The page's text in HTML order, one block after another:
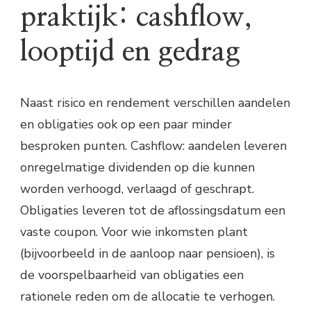
praktijk: cashflow,
looptijd en gedrag
Naast risico en rendement verschillen aandelen
en obligaties ook op een paar minder
besproken punten. Cashflow: aandelen leveren
onregelmatige dividenden op die kunnen
worden verhoogd, verlaagd of geschrapt.
Obligaties leveren tot de aflossingsdatum een
vaste coupon. Voor wie inkomsten plant
(bijvoorbeeld in de aanloop naar pensioen), is
de voorspelbaarheid van obligaties een
rationele reden om de allocatie te verhogen.